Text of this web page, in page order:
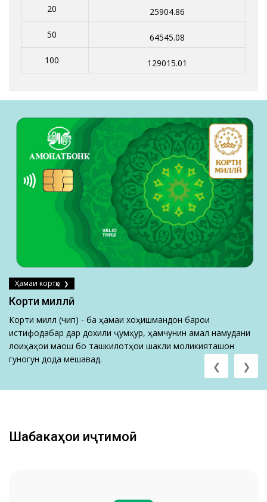
20
25904.86
50
64545.08
100
129015.01
Ҳамаи кортҳо
Корти миллӣ
Корти миллӣ (чип) - ба ҳамаи хоҳишмандон барои
истифодабарӣ дар дохили ҷумҳурӣ, ҳамчунин амалӣ намудани
лоиҳаҳои маош бо ташкилотҳои шакли моликияташон
гуногун дода мешавад.
❮ ❯
Шабакаҳои иҷтимоӣ